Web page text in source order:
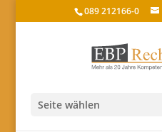
089 212166-0
Seite wählen